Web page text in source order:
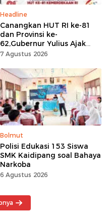
Headline
Canangkan HUT RI ke-81
dan Provinsi ke-
62,Gubernur Yulius Ajak
Seluruh Masyarakat
Kemerdekaan Momentum
Kerja Keras
7 Agustus 2026
Bolmut
Polisi Edukasi 153 Siswa
SMK Kaidipang soal Bahaya
Narkoba
6 Agustus 2026